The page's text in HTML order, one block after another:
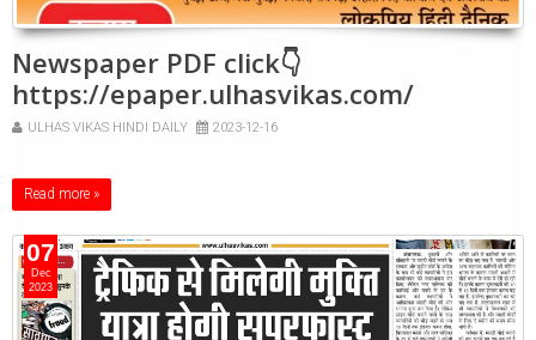
Newspaper PDF click👇
https://epaper.ulhasvikas.com/
ULHAS VIKAS HINDI DAILY 2023-12-16
Read more »
07
Dec
2023